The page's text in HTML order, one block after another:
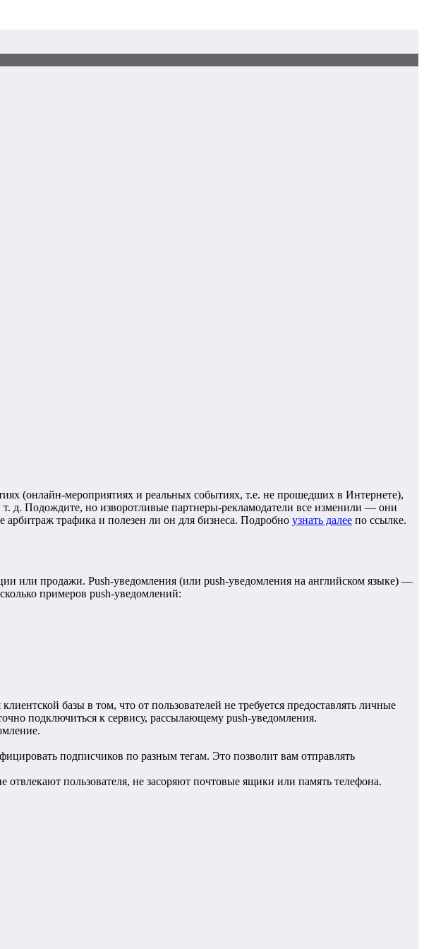
(онлайн-мероприятиях и реальных событиях, т.е. не прошедших в Интернете),
д. Подождите, но изворотливые партнеры-рекламодатели все изменили — они
арбитраж трафика и полезен ли он для бизнеса. Подробно узнать далее по ссылке.
или продажи. Push-уведомления (или push-уведомления на английском языке) —
примеров push-уведомлений:
базы в том, что от пользователей не требуется предоставлять личные
подключиться к сервису, рассылающему push-уведомления.
подписчиков по разным тегам. Это позволит вам отправлять
пользователя, не засоряют почтовые ящики или память телефона.